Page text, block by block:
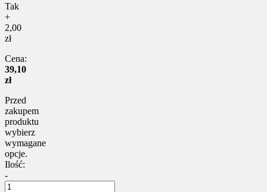
Tak
+
2,00
zł
Cena:
39,10
zł
Przed
zakupem
produktu
wybierz
wymagane
opcje.
Ilość:
-